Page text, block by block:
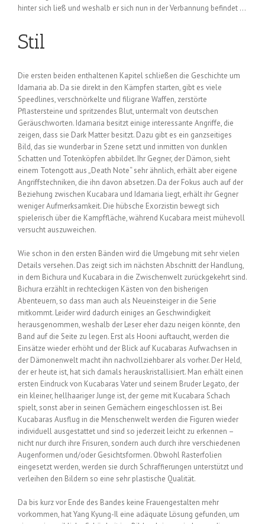
hinter sich ließ und weshalb er sich nun in der Verbannung befindet …
Stil
Die ersten beiden enthaltenen Kapitel schließen die Geschichte um
Idamaria ab. Da sie direkt in den Kämpfen starten, gibt es viele
Speedlines, verschnörkelte und filigrane Waffen, zerstörte
Pflastersteine und spritzendes Blut, untermalt von deutschen
Geräuschworten. Idamaria besitzt einige interessante Angriffe, die
zeigen, dass sie Dark Matter besitzt. Dazu gibt es ein ganzseitiges
Bild, das sie wunderbar in Szene setzt und inmitten von dunklen
Schatten und Totenköpfen abbildet. Ihr Gegner, der Dämon, sieht
einem Totengott aus „Death Note“ sehr ähnlich, erhält aber eigene
Angriffstechniken, die ihn davon absetzen. Da der Fokus auch auf der
Beziehung zwischen Kucabara und Idamaria liegt, erhält ihr Gegner
weniger Aufmerksamkeit. Die hübsche Exorzistin bewegt sich
spielerisch über die Kampffläche, während Kucabara meist mühevoll
versucht auszuweichen.
Wie schon in den ersten Bänden wird die Umgebung mit sehr vielen
Details versehen. Das zeigt sich im nächsten Abschnitt der Handlung,
in dem Bichura und Kucabara in die Zwischenwelt zurückgekehrt sind.
Bichura erzählt in rechteckigen Kästen von den bisherigen
Abenteuern, so dass man auch als Neueinsteiger in die Serie
mitkommt. Leider wird dadurch einiges an Geschwindigkeit
herausgenommen, weshalb der Leser eher dazu neigen könnte, den
Band auf die Seite zu legen. Erst als Hooni auftaucht, werden die
Einsätze wieder erhöht und der Blick auf Kucabaras Aufwachsen in
der Dämonenwelt macht ihn nachvollziehbarer als vorher. Der Held,
der er heute ist, hat sich damals herauskristallisiert. Man erhält einen
ersten Eindruck von Kucabaras Vater und seinem Bruder Legato, der
ein kleiner, hellhaariger Junge ist, der gerne mit Kucabara Schach
spielt, sonst aber in seinen Gemächern eingeschlossen ist. Bei
Kucabaras Ausflug in die Menschenwelt werden die Figuren wieder
individuell ausgestattet und sind so jederzeit leicht zu erkennen –
nicht nur durch ihre Frisuren, sondern auch durch ihre verschiedenen
Augenformen und/oder Gesichtsformen. Obwohl Rasterfolien
eingesetzt werden, werden sie durch Schraffierungen unterstützt und
verleihen den Bildern so eine sehr plastische Qualität.
Da bis kurz vor Ende des Bandes keine Frauengestalten mehr
vorkommen, hat Yang Kyung-Il eine adäquate Lösung gefunden, um